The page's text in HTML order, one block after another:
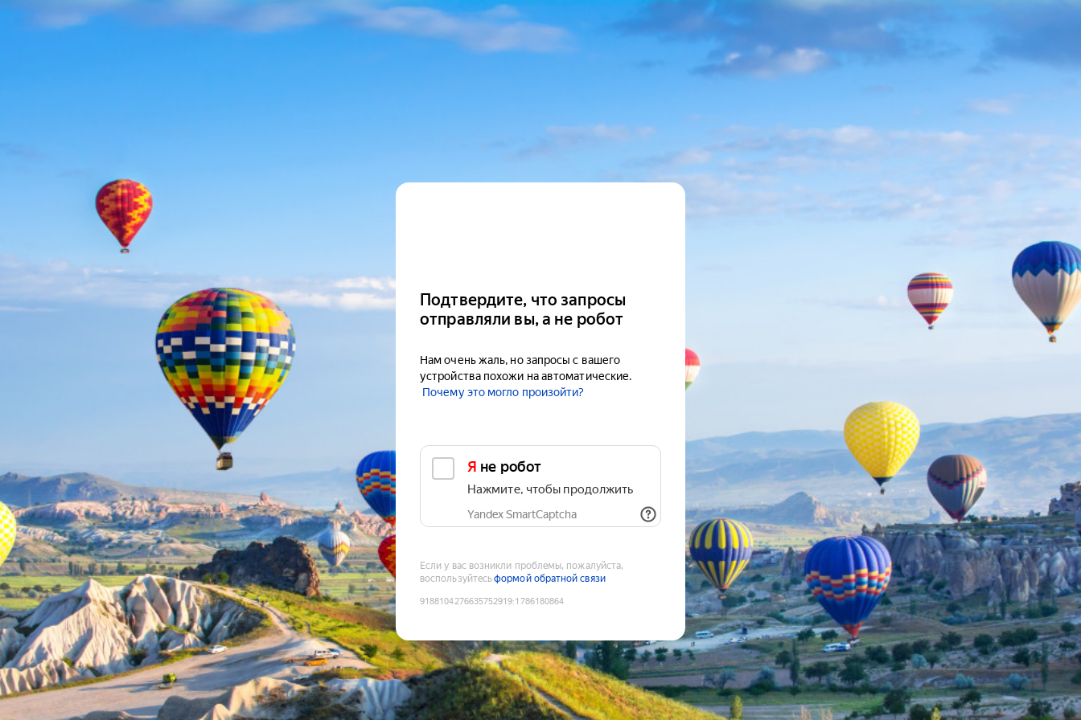
Подтвердите, что запросы
отправляли вы, а не робот
Нам очень жаль, но запросы с вашего
устройства похожи на автоматические.
Почему это могло произойти?
Я не робот
Нажмите, чтобы продолжить
Yandex SmartCaptcha
Если у вас возникли проблемы, пожалуйста,
воспользуйтесьформой обратной связи
9188104276635752919:1786180864